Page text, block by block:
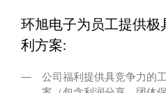
环旭电子为员工提供极
利方案:
公司福利提供具竞争力的